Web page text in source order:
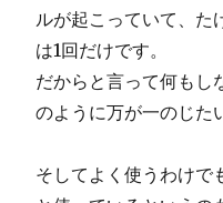
ルが起こっていて、た
は1回だけです。
だからと言って何もし
のように万が一のじた
そしてよく使うわけで